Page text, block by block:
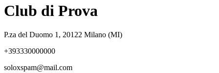
Club di Prova
P.za del Duomo 1, 20122 Milano (MI)
+393330000000
soloxspam@mail.com